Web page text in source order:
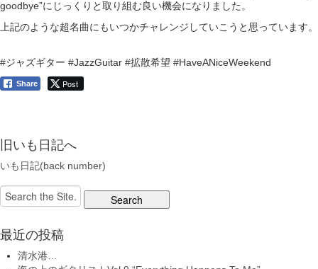
goodbye”にじっくりと取り組む良い機会になりました。
上記のような超名曲にもいつかチャレンジしていこうと思っています。
#ジャズギター #JazzGuitar #拡散希望 #HaveANiceWeekend
Share Post
旧いも日記へ
いも日記(back number)
Search
for:
最近の投稿
清水港…